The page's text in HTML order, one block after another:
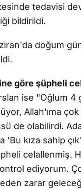
tedavisi
bildirildi.
doğum
göre şüpheli
ise "Oğlum 4
Allah'ıma
de olabilirdi.
'Bu kıza sahip
celallenmiş.
ediyorum.
zarar